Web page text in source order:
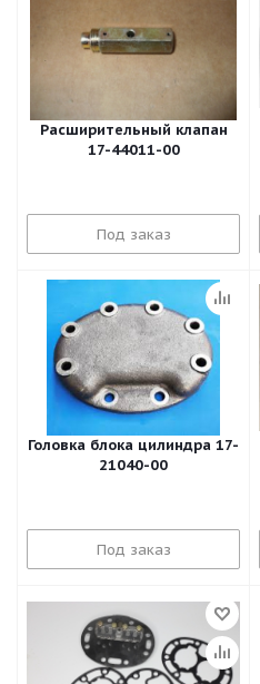
Расширительный клапан
17-44011-00
Под заказ
Головка блока цилиндра 17-
21040-00
Под заказ